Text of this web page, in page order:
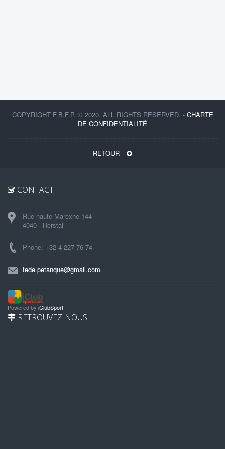
COPYRIGHT F.B.F.P. © 2020. ALL RIGHTS RESERVED. - CHARTE
DE CONFIDENTIALITÉ
RETOUR
CONTACT
Rue haute Marexhe 144
4040 - Herstal
Phone: +32 4 227 76 74
fede.petanque@gmail.com
Powered by iClubSport
RETROUVEZ-NOUS !